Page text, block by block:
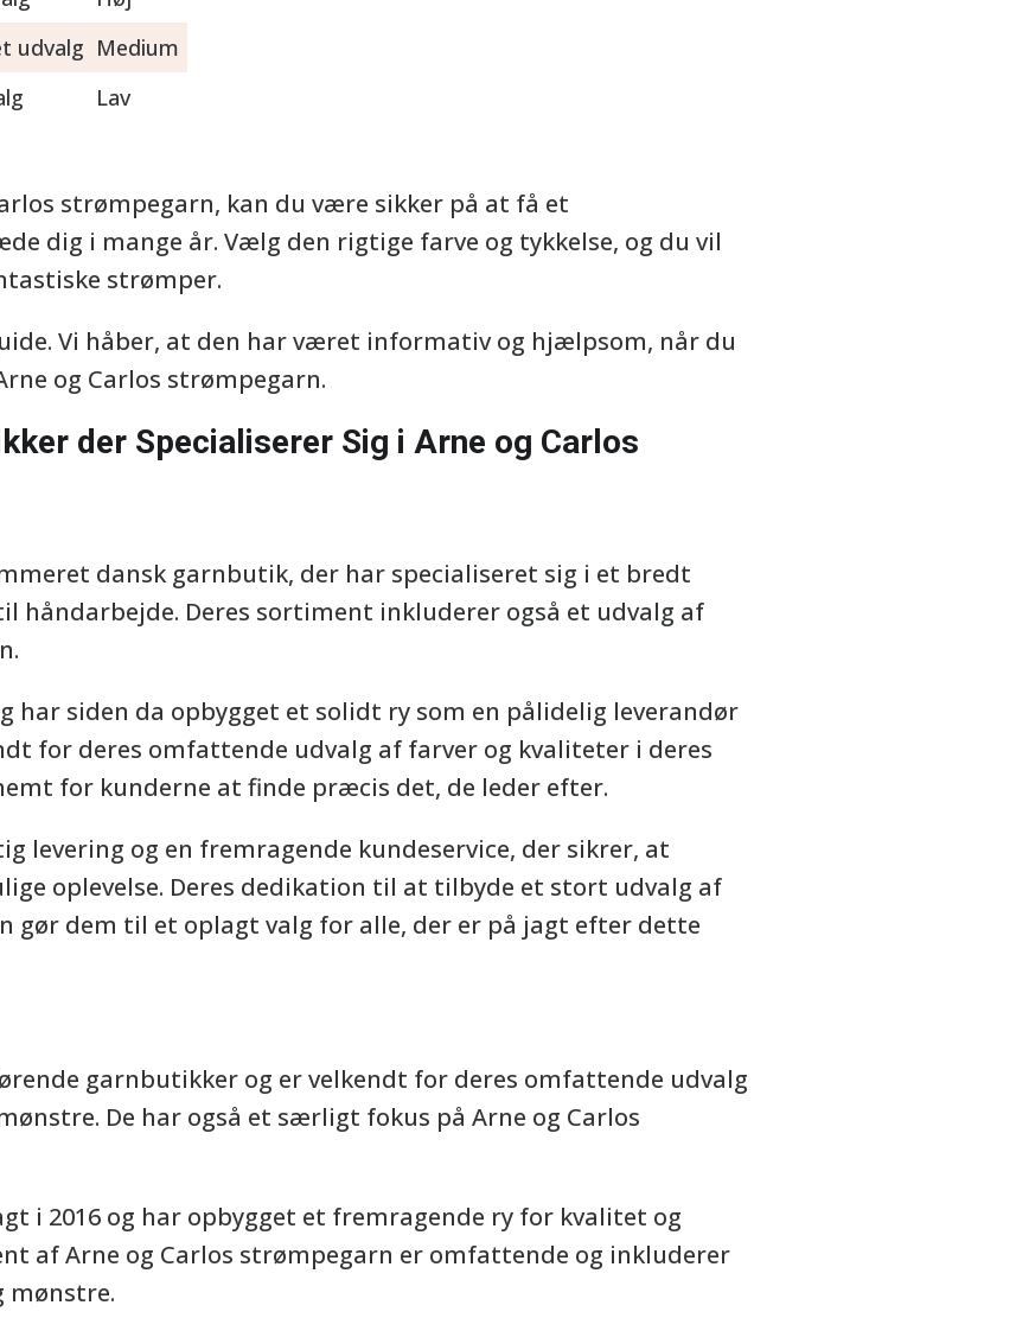
udvalg Medium
Lav
strømpegarn, kan du være sikker på at få et
dig i mange år. Vælg den rigtige farve og tykkelse, og du vil
strømper.
Vi håber, at den har været informativ og hjælpsom, når du
og Carlos strømpegarn.
der Specialiserer Sig i Arne og Carlos
dansk garnbutik, der har specialiseret sig i et bredt
håndarbejde. Deres sortiment inkluderer også et udvalg af
har siden da opbygget et solidt ry som en pålidelig leverandør
for deres omfattende udvalg af farver og kvaliteter i deres
for kunderne at finde præcis det, de leder efter.
levering og en fremragende kundeservice, der sikrer, at
oplevelse. Deres dedikation til at tilbyde et stort udvalg af
gør dem til et oplagt valg for alle, der er på jagt efter dette
garnbutikker og er velkendt for deres omfattende udvalg
De har også et særligt fokus på Arne og Carlos
i 2016 og har opbygget et fremragende ry for kvalitet og
af Arne og Carlos strømpegarn er omfattende og inkluderer
mønstre.